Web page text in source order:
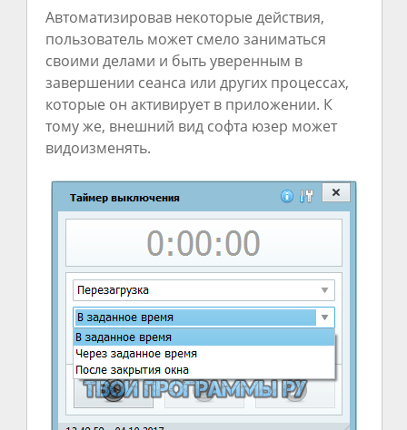
Автоматизировав некоторые действия,
пользователь может смело заниматься
своими делами и быть уверенным в
завершении сеанса или других процессах,
которые он активирует в приложении. К
тому же, внешний вид софта юзер может
видоизменять.